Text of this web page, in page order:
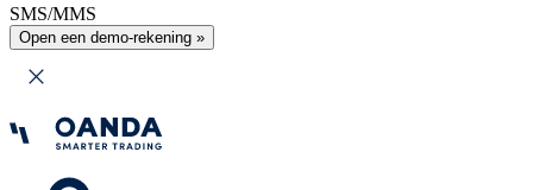
SMS/MMS
Open een demo-rekening »